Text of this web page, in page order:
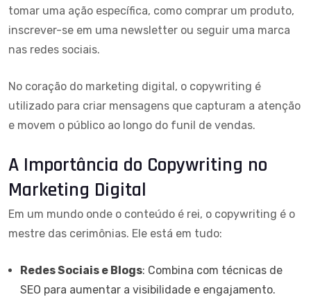
tomar uma ação específica, como comprar um produto,
inscrever-se em uma newsletter ou seguir uma marca
nas redes sociais.
No coração do marketing digital, o copywriting é
utilizado para criar mensagens que capturam a atenção
e movem o público ao longo do funil de vendas.
A Importância do Copywriting no
Marketing Digital
Em um mundo onde o conteúdo é rei, o copywriting é o
mestre das cerimônias. Ele está em tudo:
Redes Sociais e Blogs: Combina com técnicas de
SEO para aumentar a visibilidade e engajamento.